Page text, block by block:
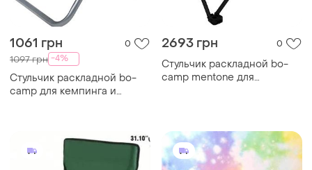
1061 грн 0
1097 грн -4%
Стульчик раскладной bo-
camp для кемпинга и
2693 грн 0
Стульчик раскладной bo-
camp mentone для
большим сиденьем sc-519